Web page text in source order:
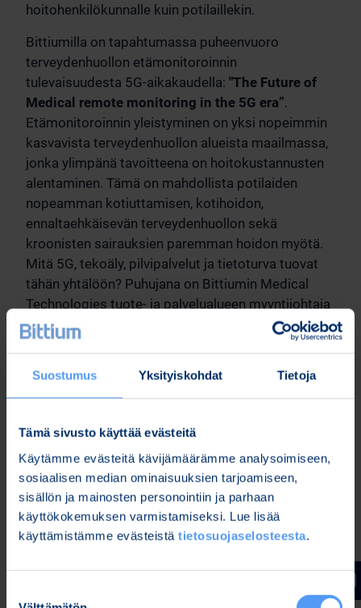
Suostumus Yksityiskohdat Tietoja
Tämä sivusto käyttää evästeitä
Käytämme evästeitä kävijämäärämme analysoimiseen,
sosiaalisen median ominaisuuksien tarjoamiseen,
sisällön ja mainosten personointiin ja parhaan
käyttökokemuksen varmistamiseksi. Lue lisää
käyttämistämme evästeistä tietosuojaselosteesta.
hoitohenkilökunnalle kuin potilaillekin.
Bittiumilla on tapahtumassa puheenvuoro
terveydenhuollon etämonitoroinnin
tulevaisuudesta 5G-aikakaudella: "The Future of
Medical remote monitoring in the 5G era”.
Etämonitoroinnin yleistyminen on yksi nopeimmin
kasvavista terveydenhuollon alueista maailmassa,
jonka ylimpänä tavoitteena on hoitokustannusten
alentaminen. Tämä on mahdollista potilaiden
nopeamman kotiuttamisen, kotihoidon,
ennaltaehkäisevän terveydenhuollon sekä
kroonisten sairauksien paremman hoidon myötä.
Mitä 5G, tekoäly, pilvipalvelut ja tietoturva tuovat
tähän yhtälöön? Puhujana on Bittiumin Medical
Technologies tuote- ja palvelualueen myyntijohtaja
Pekka Pirttiaho.
Esiteltävät tuotteet ja palvelut:
teknologiaosaamista terveysteknologian
laitteisiin, verkkoinfrastruktuuriin ja IoT-
ratkaisuihin. Teemme yhteistyötä johtavien
terveydenhuollon ja lääketieteen
teknologiayritysten kanssa luotettavana
kumppanina hoidon kaikissa vaiheissa.
tuotteita ja ratkaisuja biosignaalien